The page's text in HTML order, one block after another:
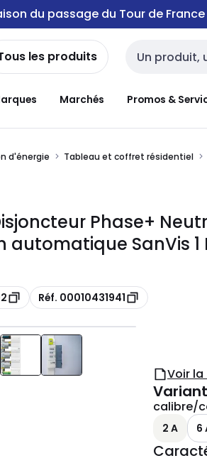
du passage du Tour de
les produits Entrée de
Marchés Promos &
d'énergie Tableau et coffret résidentiel
Phase+
automatique SanVis 1
Copie
Réf. 00010431941
Voir
calibre/
2 A 6